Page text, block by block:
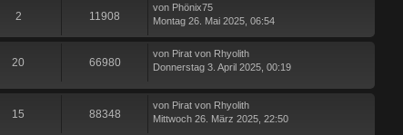
2 11908
von Phönix75
Montag 26. Mai 2025, 06:54
20 66980
von Pirat von Rhyolith
Donnerstag 3. April 2025, 00:19
15 88348
von Pirat von Rhyolith
Mittwoch 26. März 2025, 22:50